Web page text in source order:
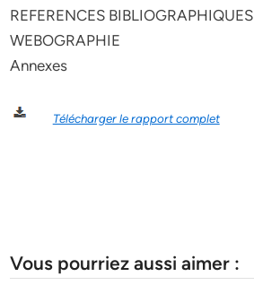
REFERENCES BIBLIOGRAPHIQUES
WEBOGRAPHIE
Annexes
Télécharger le rapport complet
Vous pourriez aussi aimer :